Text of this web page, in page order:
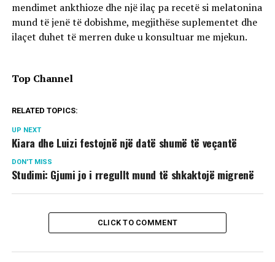
mendimet ankthioze dhe një ilaç pa recetë si melatonina
mund të jenë të dobishme, megjithëse suplementet dhe
ilaçet duhet të merren duke u konsultuar me mjekun.
Top Channel
RELATED TOPICS:
UP NEXT
Kiara dhe Luizi festojnë një datë shumë të veçantë
DON'T MISS
Studimi: Gjumi jo i rregullt mund të shkaktojë migrenë
CLICK TO COMMENT